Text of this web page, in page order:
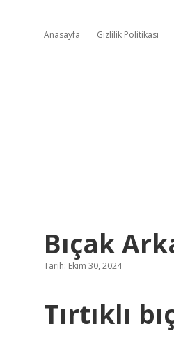
Anasayfa Gizlilik Politikası
Bıçak
Tarih: Ekim 30, 2024
Tırtıklı